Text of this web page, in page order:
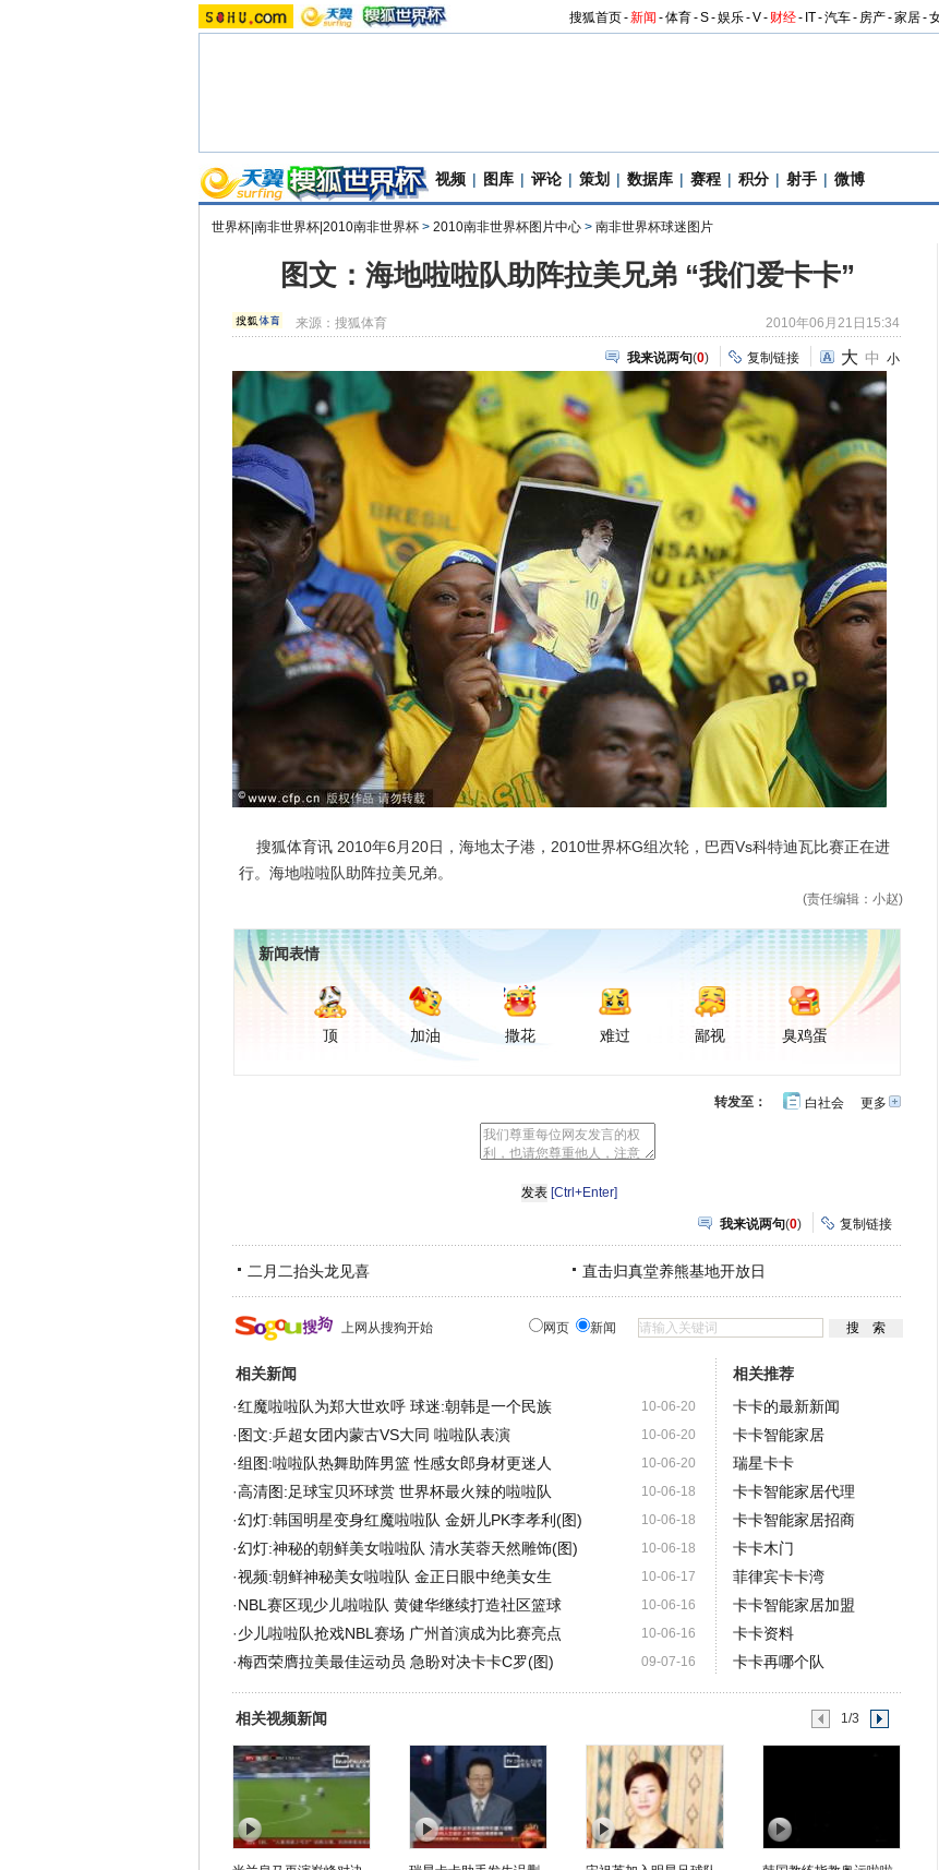
搜狐首页-新闻 -体育-S-娱乐-V- 财经- IT-汽车- 房产-家居-
视频 | 图库 | 评论 | 策划 | 数据库 | 赛程 | 积分 | 射手 | 微博
世界杯|南非世界杯|2010南非世界杯 > 2010南非世界杯图片中心 > 南非世界杯球迷图片
图文：海地啦啦队助阵拉美兄弟 “我们爱卡卡”
来源：搜狐体育 2010年06月21日15:34
我来说两句(0) 复制链接 大 中 小
搜狐体育讯 2010年6月20日，海地太子港，2010世界杯G组次轮，巴西Vs科特迪瓦比赛正在进
行。海地啦啦队助阵拉美兄弟。
(责任编辑：小赵)
新闻表情
顶 加油 撒花 难过 鄙视 臭鸡蛋
更多开
转发至： 白社会
[Ctrl+Enter]
我来说两句(0) 复制链接
二月二抬头龙见喜 直击归真堂养熊基地开放日
上网从搜狗开始 网页 新闻
相关新闻
10-06-20
·红魔啦啦队为郑大世欢呼 球迷:朝韩是一个民族
10-06-20
· 图文:乒超女团内蒙古VS大同 啦啦队表演
10-06-20
·组图:啦啦队热舞助阵男篮 性感女郎身材更迷人
10-06-18
·高清图:足球宝贝环球赏 世界杯最火辣的啦啦队
10-06-18
·幻灯:韩国明星变身红魔啦啦队 金妍儿PK李孝利(图)
10-06-18
·幻灯:神秘的朝鲜美女啦啦队 清水芙蓉天然雕饰(图)
10-06-17
·视频:朝鲜神秘美女啦啦队 金正日眼中绝美女生
10-06-16
·NBL赛区现少儿啦啦队 黄健华继续打造社区篮球
10-06-16
·少儿啦啦队抢戏NBL赛场 广州首演成为比赛亮点
09-07-16
·梅西荣膺拉美最佳运动员 急盼对决卡卡C罗(图)
相关推荐
卡卡的最新新闻
卡卡智能家居
瑞星卡卡
卡卡智能家居代理
卡卡智能家居招商
卡卡木门
菲律宾卡卡湾
卡卡智能家居加盟
卡卡资料
卡卡再哪个队
相关视频新闻 1/3